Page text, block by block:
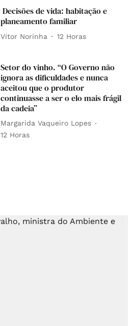
Decisões de vida: habitação e
planeamento familiar
Vítor Norinha 12 Horas
Setor do vinho. “O Governo não
ignora as dificuldades e nunca
aceitou que o produtor
continuasse a ser o elo mais frágil
da cadeia”
Margarida Vaqueiro Lopes
12 Horas